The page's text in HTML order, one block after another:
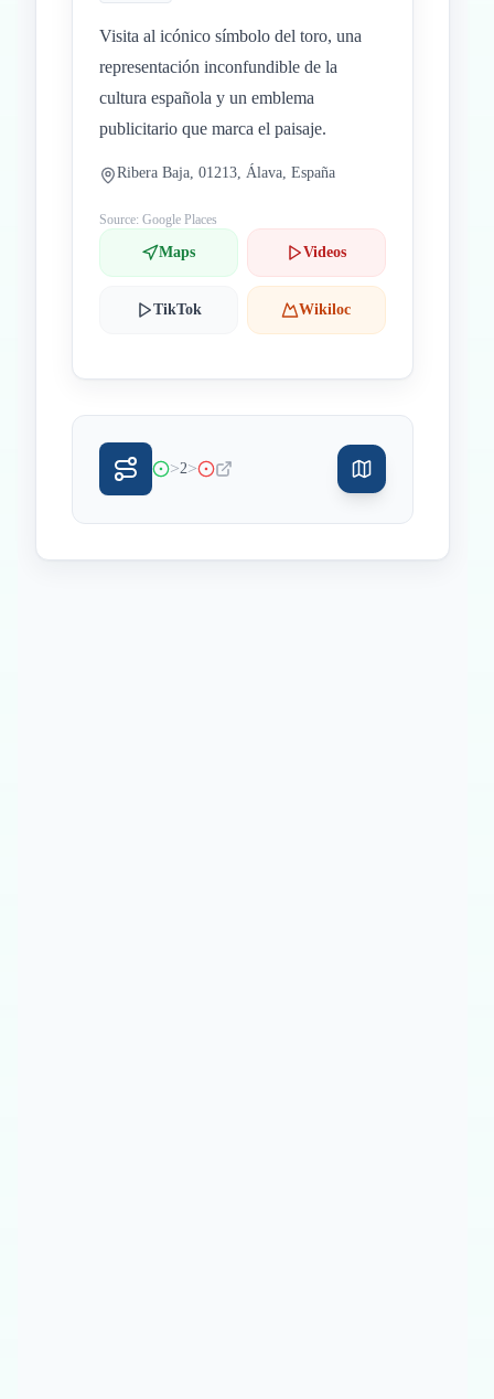
Visita al icónico símbolo del toro, una
representación inconfundible de la
cultura española y un emblema
publicitario que marca el paisaje.
Ribera Baja, 01213, Álava, España
Source: Google Places
Maps Videos
TikTok Wikiloc
>2>